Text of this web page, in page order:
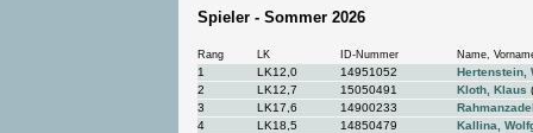
Spieler - Sommer 2026
Rang LK ID-Nummer Name,
1 LK12,0 14951052
Hertenstein,
2
LK12,7 15050491 Kloth, Klaus
3
LK17,6 14900233
4
LK18,5 14850479
Kallina,